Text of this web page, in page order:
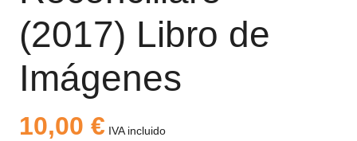
(2017) Libro de
Imágenes
10,00 € IVA incluido